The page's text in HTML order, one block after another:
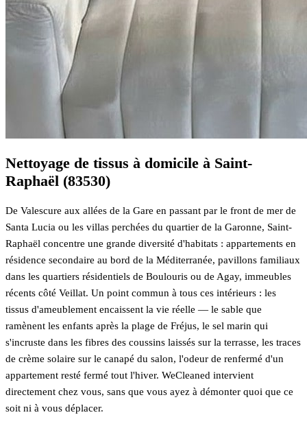
Nettoyage de tissus à domicile à Saint-
Raphaël (83530)
De Valescure aux allées de la Gare en passant par le front de mer de
Santa Lucia ou les villas perchées du quartier de la Garonne, Saint-
Raphaël concentre une grande diversité d'habitats : appartements en
résidence secondaire au bord de la Méditerranée, pavillons familiaux
dans les quartiers résidentiels de Boulouris ou de Agay, immeubles
récents côté Veillat. Un point commun à tous ces intérieurs : les
tissus d'ameublement encaissent la vie réelle — le sable que
ramènent les enfants après la plage de Fréjus, le sel marin qui
s'incruste dans les fibres des coussins laissés sur la terrasse, les traces
de crème solaire sur le canapé du salon, l'odeur de renfermé d'un
appartement resté fermé tout l'hiver. WeCleaned intervient
directement chez vous, sans que vous ayez à démonter quoi que ce
soit ni à vous déplacer.